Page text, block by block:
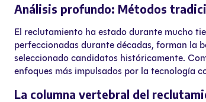
Análisis profundo: Métodos
El reclutamiento ha estado durante mucho
perfeccionadas durante décadas, forman la
seleccionado candidatos históricamente.
enfoques más impulsados por la tecnología
La columna vertebral del